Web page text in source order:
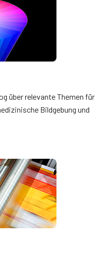
über relevante Themen für
Bildgebung und